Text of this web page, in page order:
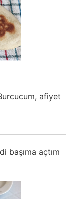
afiyet
başıma açtım